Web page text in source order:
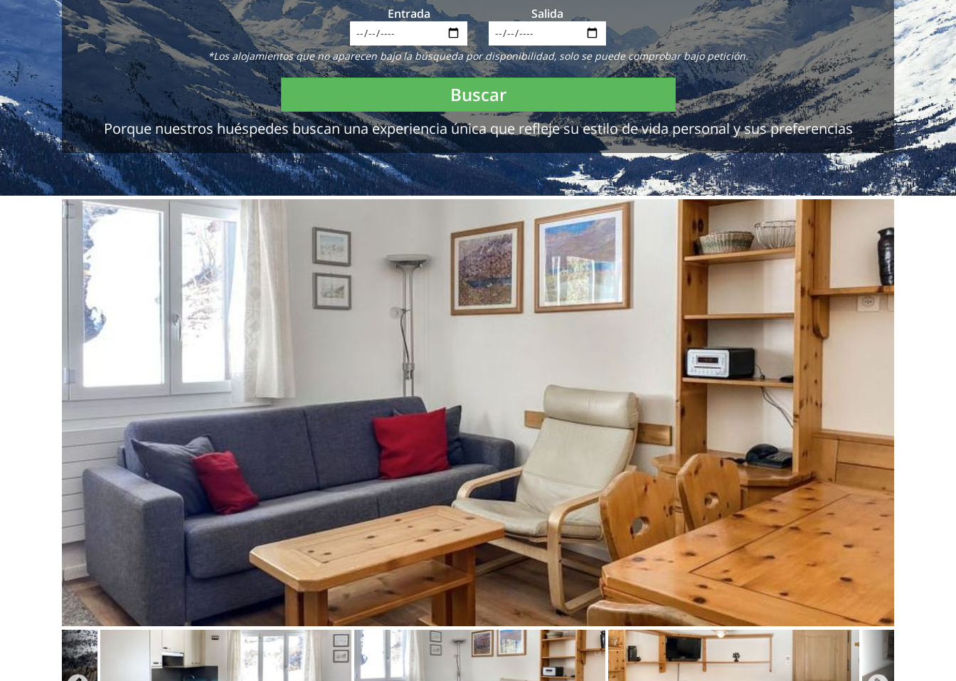
Entrada Salida
*Los alojamientos que no aparecen bajo la búsqueda por disponibilidad, solo se puede comprobar bajo petición.
Buscar
Porque nuestros huéspedes buscan una experiencia única que refleje su estilo de vida personal y sus preferencias